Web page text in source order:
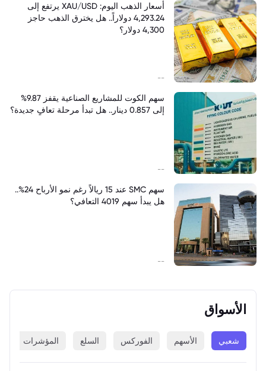
الأسواق
شعبي الأسهم الفوركس السلع المؤشرات
أسعار الذهب اليوم: XAU/USD يرتفع إلى
4,293.24 دولاراً.. هل يخترق الذهب حاجز
4,300 دولار؟
--
سهم الكوت للمشاريع الصناعية يقفز 9.87%
إلى 0.857 دينار.. هل تبدأ مرحلة تعافٍ جديدة؟
--
سهم SMC عند 15 ريالاً رغم نمو الأرباح 24%..
هل يبدأ سهم 4019 التعافي؟
--